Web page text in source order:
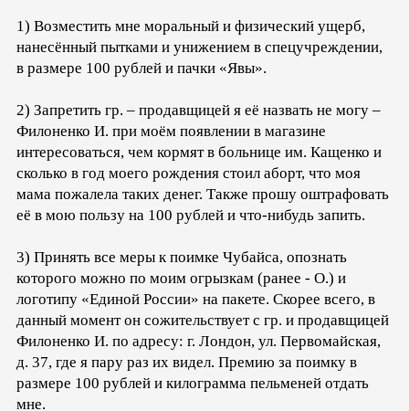
1) Возместить мне моральный и физический ущерб,
нанесённый пытками и унижением в спецучреждении,
в размере 100 рублей и пачки «Явы».
2) Запретить гр. – продавщицей я её назвать не могу –
Филоненко И. при моём появлении в магазине
интересоваться, чем кормят в больнице им. Кащенко и
сколько в год моего рождения стоил аборт, что моя
мама пожалела таких денег. Также прошу оштрафовать
её в мою пользу на 100 рублей и что-нибудь запить.
3) Принять все меры к поимке Чубайса, опознать
которого можно по моим огрызкам (ранее - О.) и
логотипу «Единой России» на пакете. Скорее всего, в
данный момент он сожительствует с гр. и продавщицей
Филоненко И. по адресу: г. Лондон, ул. Первомайская,
д. 37, где я пару раз их видел. Премию за поимку в
размере 100 рублей и килограмма пельменей отдать
мне.